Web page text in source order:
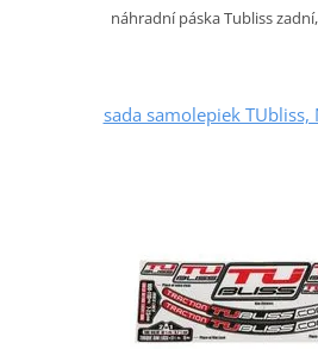
náhradní páska Tubliss
sada samolepiek TUbliss,